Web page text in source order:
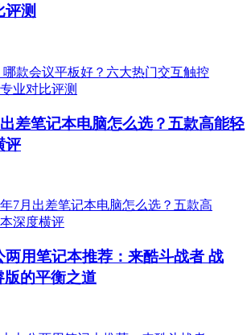
评测
差笔记本电脑怎么选？五款高能轻
评
两用笔记本推荐：来酷斗战者 战
版的平衡之道